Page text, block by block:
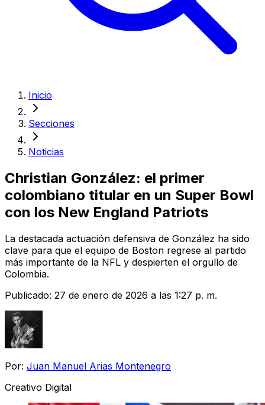
Inicio
Secciones
Noticias
Christian González: el primer
colombiano titular en un Super Bowl
con los New England Patriots
La destacada actuación defensiva de González ha sido
clave para que el equipo de Boston regrese al partido
más importante de la NFL y despierten el orgullo de
Colombia.
Publicado: 27 de enero de 2026 a las 1:27 p. m.
Por: Juan Manuel Arias Montenegro
Creativo Digital